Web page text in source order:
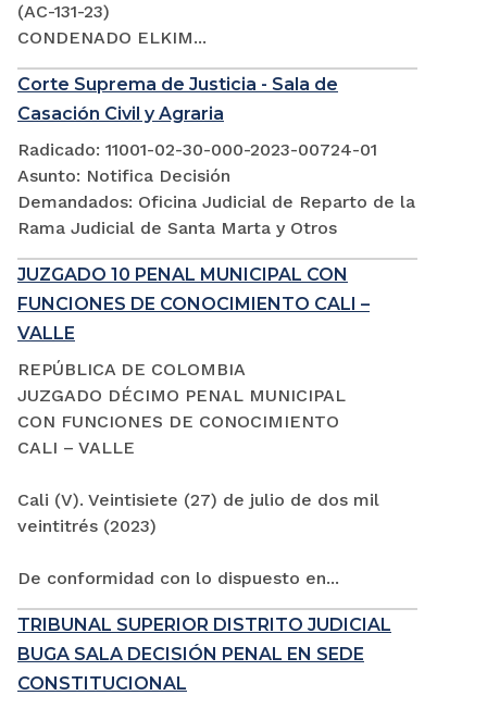
(AC-131-23)
CONDENADO ELKIM...
Corte Suprema de Justicia - Sala de
Casación Civil y Agraria
Radicado: 11001-02-30-000-2023-00724-01
Asunto: Notifica Decisión
Demandados: Oficina Judicial de Reparto de la
Rama Judicial de Santa Marta y Otros
JUZGADO 10 PENAL MUNICIPAL CON
FUNCIONES DE CONOCIMIENTO CALI –
VALLE
REPÚBLICA DE COLOMBIA
JUZGADO DÉCIMO PENAL MUNICIPAL
CON FUNCIONES DE CONOCIMIENTO
CALI – VALLE
Cali (V). Veintisiete (27) de julio de dos mil
veintitrés (2023)
De conformidad con lo dispuesto en...
TRIBUNAL SUPERIOR DISTRITO JUDICIAL
BUGA SALA DECISIÓN PENAL EN SEDE
CONSTITUCIONAL